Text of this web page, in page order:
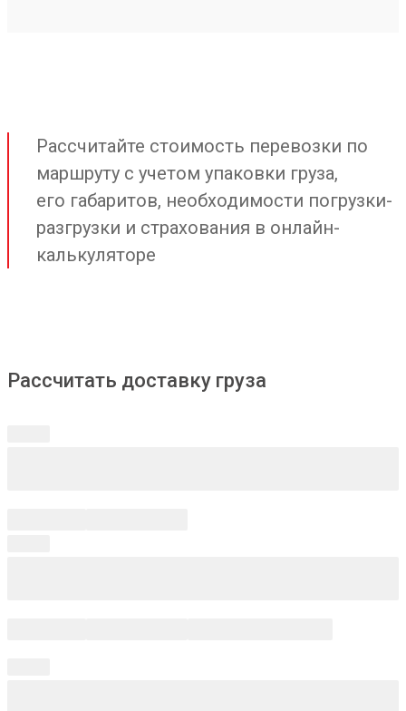
Рассчитайте стоимость перевозки по
маршруту с учетом упаковки груза,
его габаритов, необходимости погрузки-
разгрузки и страхования в онлайн-
калькуляторе
Рассчитать доставку груза